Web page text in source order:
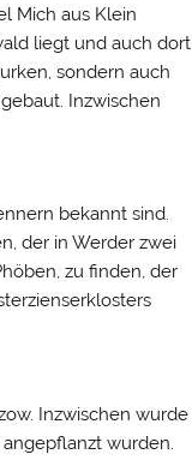
Mich aus Klein
liegt und auch dort
sondern auch
Inzwischen
bekannt sind.
der in Werder zwei
zu finden, der
Inzwischen wurde
wurden.